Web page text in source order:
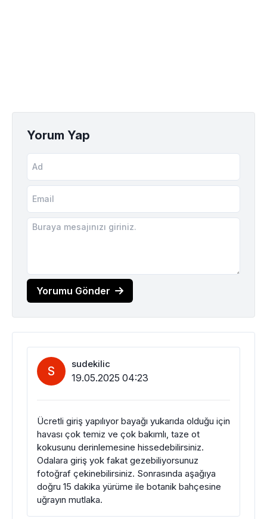
Yorum Yap
Yorumu Gönder
S sudekilic
19.05.2025 04:23
Ücretli giriş yapılıyor bayağı yukarıda olduğu için
havası çok temiz ve çok bakımlı, taze ot
kokusunu derinlemesine hissedebilirsiniz.
Odalara giriş yok fakat gezebiliyorsunuz
fotoğraf çekinebilirsiniz. Sonrasında aşağıya
doğru 15 dakika yürüme ile botanik bahçesine
uğrayın mutlaka.